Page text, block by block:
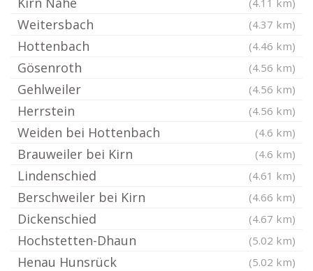
(4.11 km)
Weitersbach (4.37 km)
Hottenbach (4.46 km)
Gösenroth (4.56 km)
Gehlweiler (4.56 km)
Herrstein (4.56 km)
Weiden bei Hottenbach (4.6 km)
Brauweiler bei Kirn (4.6 km)
Lindenschied (4.61 km)
Berschweiler bei Kirn (4.66 km)
Dickenschied (4.67 km)
Hochstetten-Dhaun (5.02 km)
Henau Hunsrück (5.02 km)